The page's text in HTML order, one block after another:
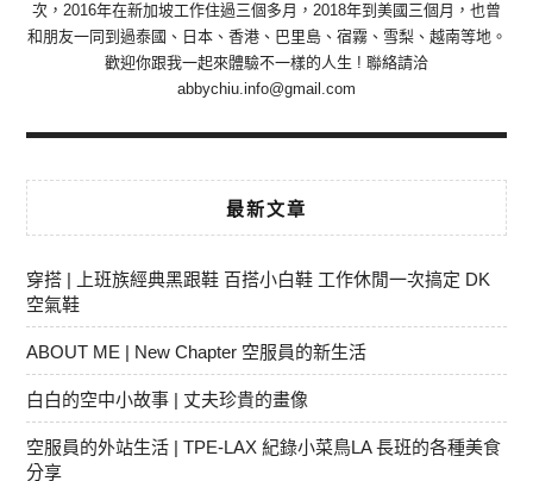
次，2016年在新加坡工作住過三個多月，2018年到美國三個月，也曾
和朋友一同到過泰國、日本、香港、巴里島、宿霧、雪梨、越南等地。
歡迎你跟我一起來體驗不一樣的人生 ! 聯絡請洽
abbychiu.info@gmail.com
最新文章
穿搭 | 上班族經典黑跟鞋 百搭小白鞋 工作休閒一次搞定 DK
空氣鞋
ABOUT ME | New Chapter 空服員的新生活
白白的空中小故事 | 丈夫珍貴的畫像
空服員的外站生活 | TPE-LAX 紀錄小菜鳥LA 長班的各種美食
分享